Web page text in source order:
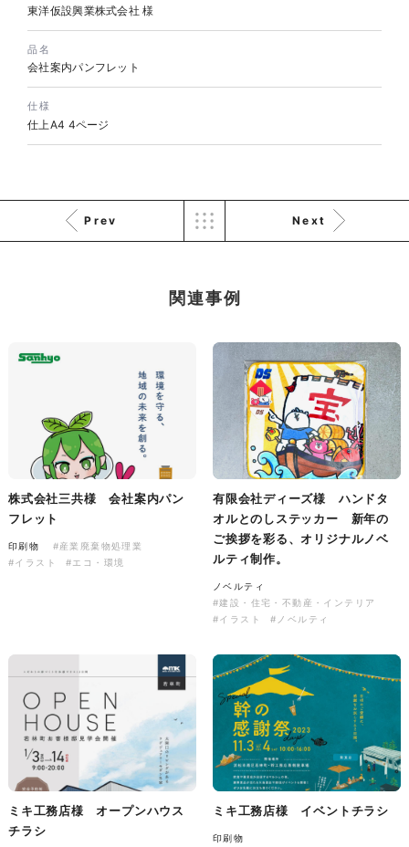
株式会社KDK様 コーポレート
サイト制作
コーポレートサイト
#メーカー・製造業・工業・インフ
杉野屋様 立春大福チラシ
株式会社三共様 会社案内パン
フレット
印刷物
#産業廃棄物処理業
#イラスト
#エコ・環境
株式会社三共様 さんきょちゃ
イラスト・キャラクター
#イラスト
#エコ・環境
#ぬいぐるみ
ヒーパッケージ
#産業廃棄物処理業
#イラスト
#エコ・環境
東洋仮設興業株式会社 様
品名
会社案内パンフレット
仕様
仕上A4 4ページ
Prev Next
関連事例
株式会社三共様 会社案内パン
フレット
印刷物
#産業廃棄物処理業
#イラスト
#エコ・環境
有限会社ディーズ様 ハンドタ
オルとのしステッカー 新年の
ご挨拶を彩る、オリジナルノベ
ルティ制作。
ノベルティ
#建設・住宅・不動産・インテリア
#イラスト
#ノベルティ
ミキ工務店様 オープンハウス
チラシ
ミキ工務店様 イベントチラシ
印刷物